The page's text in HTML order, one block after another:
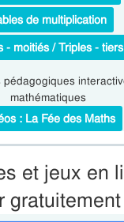
de multiplication
- moitiés / Triples -
pédagogiques
mathématiques
: La Fée des Maths
et jeux en
gratuitement